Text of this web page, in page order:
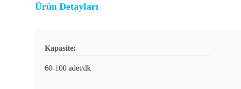
Ürün Detayları
Kapasite:
60-100 adet/dk